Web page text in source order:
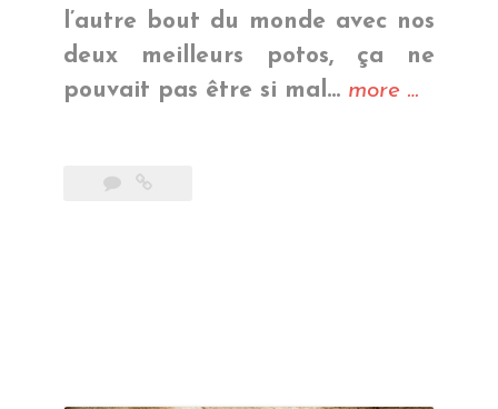
l’autre bout du monde avec nos
deux meilleurs potos, ça ne
pouvait pas être si mal… more « Plages
…